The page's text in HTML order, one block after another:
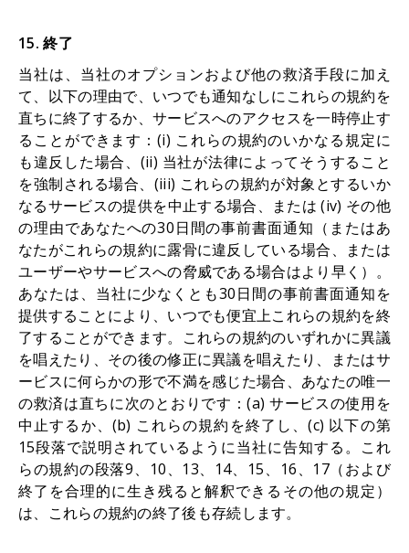
15. 終了
当社は、当社のオプションおよび他の救済手段に加え
て、以下の理由で、いつでも通知なしにこれらの規約を
直ちに終了するか、サービスへのアクセスを一時停止す
ることができます：(i) これらの規約のいかなる規定に
も違反した場合、(ii) 当社が法律によってそうすること
を強制される場合、(iii) これらの規約が対象とするいか
なるサービスの提供を中止する場合、または (iv) その他
の理由であなたへの30日間の事前書面通知（またはあ
なたがこれらの規約に露骨に違反している場合、または
ユーザーやサービスへの脅威である場合はより早く）。
あなたは、当社に少なくとも30日間の事前書面通知を
提供することにより、いつでも便宜上これらの規約を終
了することができます。これらの規約のいずれかに異議
を唱えたり、その後の修正に異議を唱えたり、またはサ
ービスに何らかの形で不満を感じた場合、あなたの唯一
の救済は直ちに次のとおりです：(a) サービスの使用を
中止するか、(b) これらの規約を終了し、(c) 以下の第
15段落で説明されているように当社に告知する。これ
らの規約の段落9、10、13、14、15、16、17（および
終了を合理的に生き残ると解釈できるその他の規定）
は、これらの規約の終了後も存続します。